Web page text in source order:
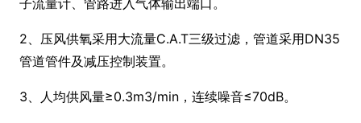
子流量计、管路进入气体输出端口。
2、压风供氧采用大流量C.A.T三级过滤，管道采用DN35
管道管件及减压控制装置。
3、人均供风量≥0.3m3/min，连续噪音≤70dB。